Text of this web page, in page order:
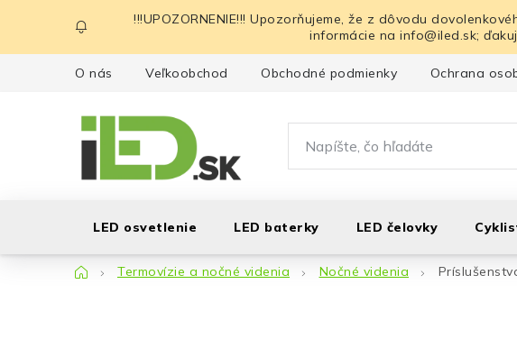
obsah
!!!UPOZORNENIE!!! Upozorňujeme, že z dôvodu
informácie na info@iled.sk;
O nás Veľkoobchod Obchodné podmienky Ochrana
LED osvetlenie LED baterky LED čelovky
DomovTermovízie a nočné videnia Nočné videnia